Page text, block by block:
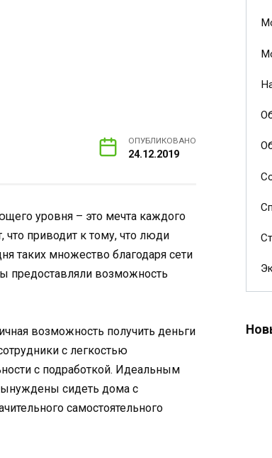
ОПУБЛИКОВАНО
24.12.2019
уровня – это мечта каждого
что приводит к тому, что люди
таких множество благодаря сети
предоставляли возможность
возможность получить деньги
с легкостью
с подработкой. Идеальным
сидеть дома с
самостоятельного